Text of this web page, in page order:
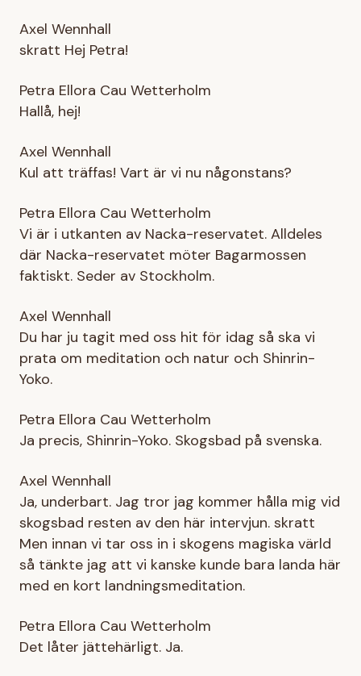
Axel Wennhall
skratt Hej Petra!
Petra Ellora Cau Wetterholm
Hallå, hej!
Axel Wennhall
Kul att träffas! Vart är vi nu någonstans?
Petra Ellora Cau Wetterholm
Vi är i utkanten av Nacka-reservatet. Alldeles
där Nacka-reservatet möter Bagarmossen
faktiskt. Seder av Stockholm.
Axel Wennhall
Du har ju tagit med oss hit för idag så ska vi
prata om meditation och natur och Shinrin-
Yoko.
Petra Ellora Cau Wetterholm
Ja precis, Shinrin-Yoko. Skogsbad på svenska.
Axel Wennhall
Ja, underbart. Jag tror jag kommer hålla mig vid
skogsbad resten av den här intervjun. skratt
Men innan vi tar oss in i skogens magiska värld
så tänkte jag att vi kanske kunde bara landa här
med en kort landningsmeditation.
Petra Ellora Cau Wetterholm
Det låter jättehärligt. Ja.